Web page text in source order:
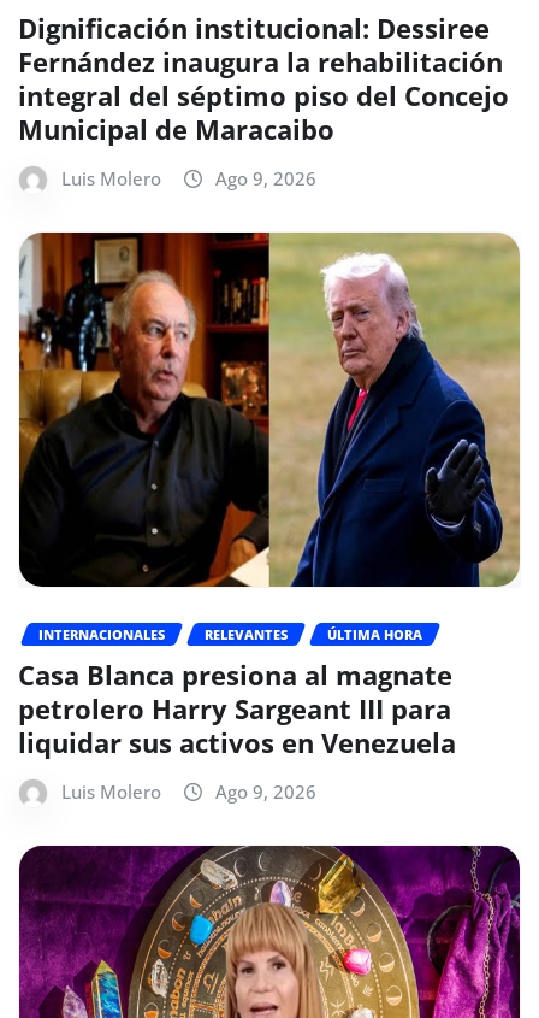
Dignificación institucional: Dessiree
Fernández inaugura la rehabilitación
integral del séptimo piso del Concejo
Municipal de Maracaibo
Luis Molero Ago 9, 2026
INTERNACIONALES RELEVANTES ÚLTIMA HORA
Casa Blanca presiona al magnate
petrolero Harry Sargeant III para
liquidar sus activos en Venezuela
Luis Molero Ago 9, 2026